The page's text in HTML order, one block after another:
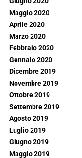
Maggio 2020
Aprile 2020
Marzo 2020
Febbraio 2020
Gennaio 2020
Dicembre 2019
Novembre 2019
Ottobre 2019
Settembre 2019
Agosto 2019
Luglio 2019
Giugno 2019
Maggio 2019